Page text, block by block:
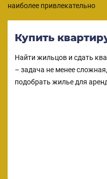
наиболее привлекательно
Купить
Найти жильцов и сдать
– задача не менее
подобрать жилье для